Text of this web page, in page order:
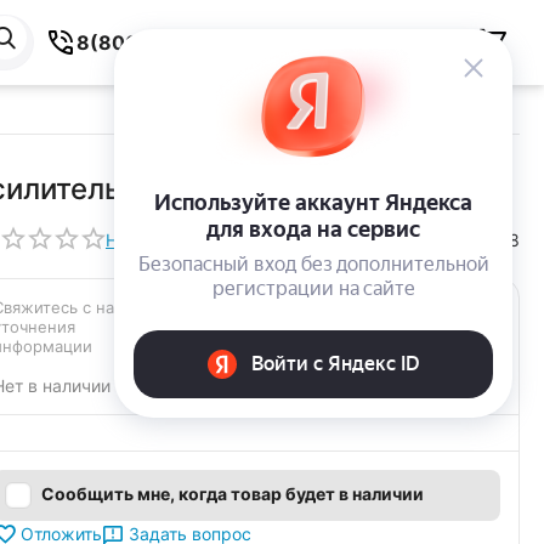
8(800) 550-59-38
JBL Apex PA1502
Написать отзыв КОД: 261660148
с нами для
в наличии
Сообщить мне, когда товар будет в наличии
Отложить
Задать вопрос